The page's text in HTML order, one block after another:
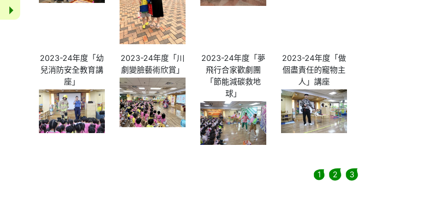
2023-24年度「幼
兒消防安全教育講
座」
2023-24年度「川
劇變臉藝術欣賞」
2023-24年度「夢
飛行合家歡劇團
「節能減碳救地
球」
2023-24年度「做
個盡責任的寵物主
人」講座
1 2 3